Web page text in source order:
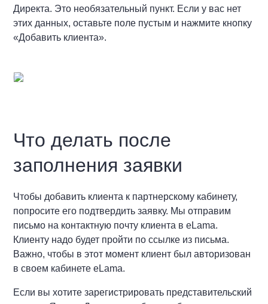
Директа. Это необязательный пункт. Если у вас нет
этих данных, оставьте поле пустым и нажмите кнопку
«Добавить клиента».
Что делать после
заполнения заявки
Чтобы добавить клиента к партнерскому кабинету,
попросите его подтвердить заявку. Мы отправим
письмо на контактную почту клиента в eLama.
Клиенту надо будет пройти по ссылке из письма.
Важно, чтобы в этот момент клиент был авторизован
в своем кабинете eLama.
Если вы хотите зарегистрировать представительский